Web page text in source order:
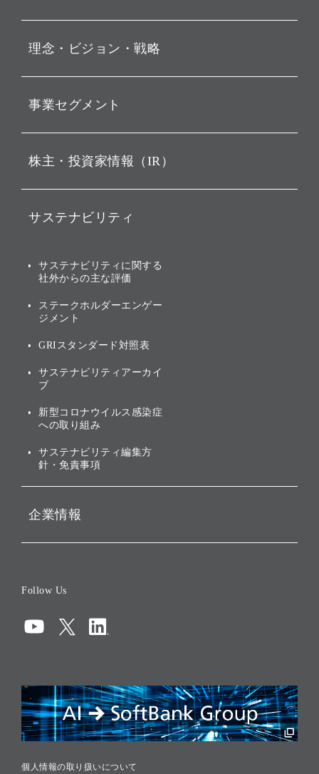
お知らせ
動画配信
理念・ビジョン・戦略
経営理念
ビジョン
戦略
バリュー
ソフトバンクグループの歩
[AI] What dreams are made
事業セグメント
ソフトバンク・ビジョン・
その他
グループ企業一覧
株主・投資家情報（IR）
IRカレンダー
業績・財務
アニュアルレポート
株主・投資家情報（IR）に
サステナビリティ
トップメッセージ
サステナビリティの考え方
ガバナンス
投資先のサステナビリティ
サステナビリティに関する
社外からの主な評価
ステークホルダーエンゲー
ジメント
GRIスタンダード対照表
サステナビリティアーカイ
ブ
新型コロナウイルス感染症
への取り組み
サステナビリティ編集方
針・免責事項
企業情報
コンプライアンス
リスクマネジメント
税務に対する取り組み
採用情報
Follow Us
個人情報の取り扱いについて